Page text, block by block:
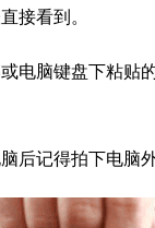
接看到。
电脑键盘下粘贴
后记得拍下电脑